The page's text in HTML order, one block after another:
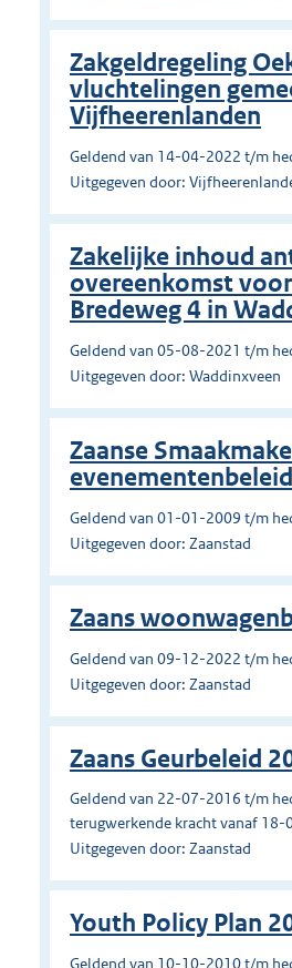
Zakgeldregeling
vluchtelingen
Vijfheerenlanden
Geldend van 14-04-2022 t/m
Uitgegeven door:
Zakelijke inhoud
overeenkomst
Bredeweg 4 in
Geldend van 05-08-2021 t/m
Uitgegeven door: Waddinxveen
Zaanse
Geldend van 01-01-2009 t/m
Uitgegeven door: Zaanstad
Zaans
Geldend van 09-12-2022 t/m
Uitgegeven door: Zaanstad
Zaans Geurbeleid
Geldend van 22-07-2016 t/m
terugwerkende kracht vanaf 18-
Uitgegeven door: Zaanstad
Youth Policy Plan